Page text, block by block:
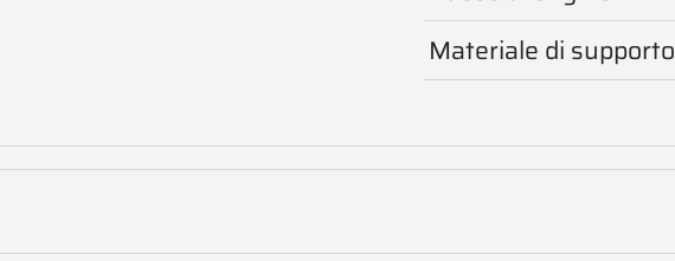
Materiale di supporto